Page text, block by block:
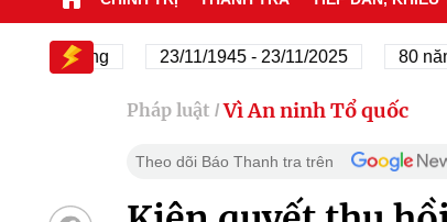
Đảng 23/11/1945 - 23/11/2025 80 năm
Pháp luật / Vì An ninh Tổ quốc
Theo dõi Báo Thanh tra trên